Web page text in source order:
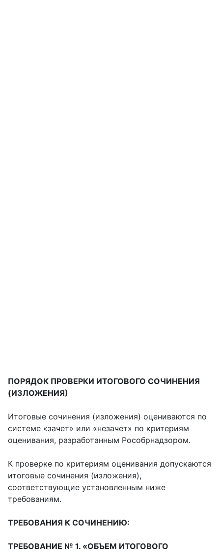
ПОРЯДОК ПРОВЕРКИ ИТОГОВОГО СОЧИНЕНИЯ
(ИЗЛОЖЕНИЯ)
Итоговые сочинения (изложения) оцениваются по
системе «зачет» или «незачет» по критериям
оценивания, разработанным Рособрнадзором.
К проверке по критериям оценивания допускаются
итоговые сочинения (изложения),
соответствующие установленным ниже
требованиям.
ТРЕБОВАНИЯ К СОЧИНЕНИЮ:
ТРЕБОВАНИЕ № 1. «ОБЪЕМ ИТОГОВОГО